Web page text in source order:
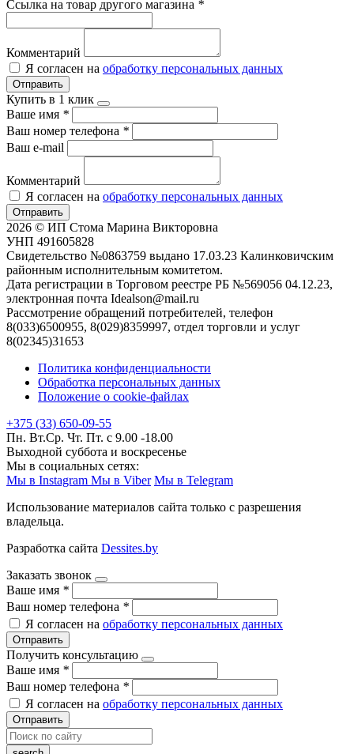
Ссылка на товар другого магазина *
Комментарий
Я согласен на обработку персональных данных
Отправить
Купить в 1 клик
Ваше имя *
Ваш номер телефона *
Ваш e-mail
Комментарий
Я согласен на обработку персональных данных
Отправить
2026 © ИП Стома Марина Викторовна
УНП 491605828
Свидетельство №0863759 выдано 17.03.23 Калинковичским
районным исполнительным комитетом.
Дата регистрации в Торговом реестре РБ №569056 04.12.23,
электронная почта Idealson@mail.ru
Рассмотрение обращений потребителей, телефон
8(033)6500955, 8(029)8359997, отдел торговли и услуг
8(02345)31653
Политика конфиденциальности
Обработка персональных данных
Положение о cookie-файлах
+375 (33) 650-09-55
Пн. Вт.Ср. Чт. Пт. с 9.00 -18.00
Выходной суббота и воскресенье
Мы в социальных сетях:
Мы в Instagram Мы в Viber Мы в Telegram
Использование материалов сайта только с разрешения
владельца.
Разработка сайта Dessites.by
Заказать звонок
Ваше имя *
Ваш номер телефона *
Я согласен на обработку персональных данных
Отправить
Получить консультацию
Ваше имя *
Ваш номер телефона *
Я согласен на обработку персональных данных
Отправить